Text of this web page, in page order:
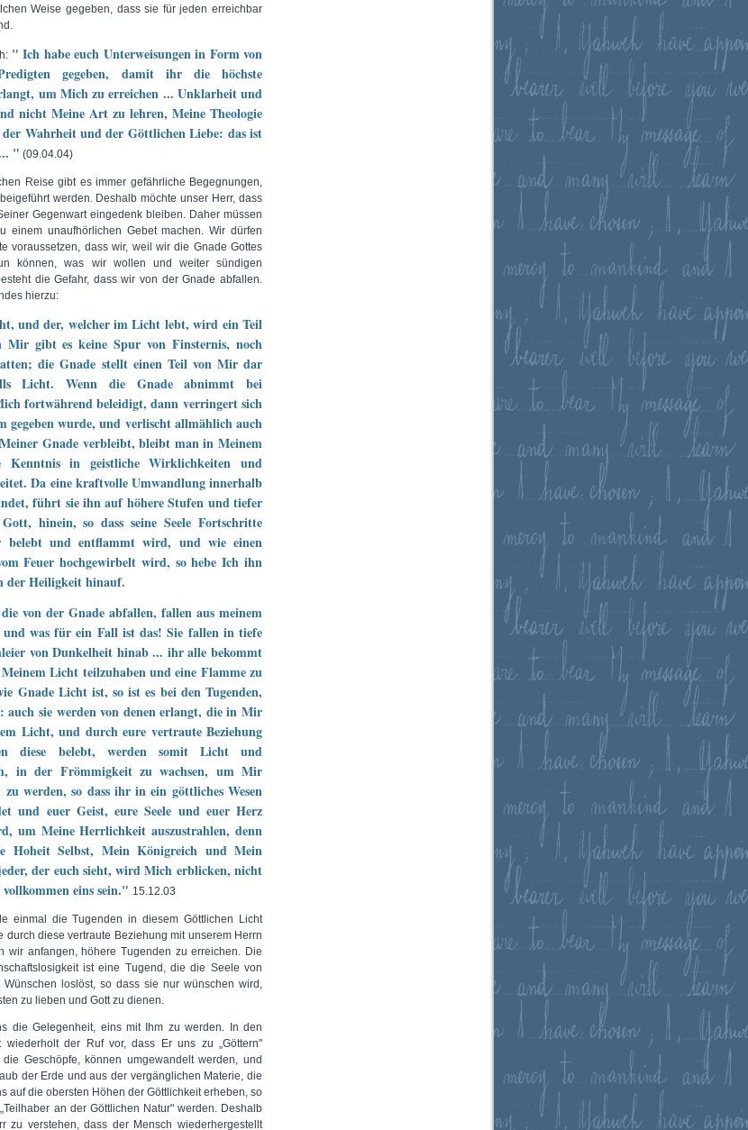
Weise gegeben, dass sie für jeden erreichbar
" Ich habe euch Unterweisungen in Form von
gegeben, damit ihr die höchste
um Mich zu erreichen ... Unklarheit und
nicht Meine Art zu lehren, Meine Theologie
Wahrheit und der Göttlichen Liebe: das ist
" (09.04.04)
Reise gibt es immer gefährliche Begegnungen,
werden. Deshalb möchte unser Herr, dass
Gegenwart eingedenk bleiben. Daher müssen
einem unaufhörlichen Gebet machen. Wir dürfen
voraussetzen, dass wir, weil wir die Gnade Gottes
können, was wir wollen und weiter sündigen
die Gefahr, dass wir von der Gnade abfallen.
hierzu:
und der, welcher im Licht lebt, wird ein Teil
Mir gibt es keine Spur von Finsternis, noch
die Gnade stellt einen Teil von Mir dar
Licht. Wenn die Gnade abnimmt bei
fortwährend beleidigt, dann verringert sich
gegeben wurde, und verlischt allmählich auch
Gnade verbleibt, bleibt man in Meinem
Kenntnis in geistliche Wirklichkeiten und
Da eine kraftvolle Umwandlung innerhalb
führt sie ihn auf höhere Stufen und tiefer
hinein, so dass seine Seele Fortschritte
belebt und entflammt wird, und wie einen
Feuer hochgewirbelt wird, so hebe Ich ihn
der Heiligkeit hinauf.
von der Gnade abfallen, fallen aus meinem
was für ein Fall ist das! Sie fallen in tiefe
von Dunkelheit hinab ... ihr alle bekommt
Licht teilzuhaben und eine Flamme zu
Gnade Licht ist, so ist es bei den Tugenden,
sie werden von denen erlangt, die in Mir
Licht, und durch eure vertraute Beziehung
diese belebt, werden somit Licht und
in der Frömmigkeit zu wachsen, um Mir
werden, so dass ihr in ein göttliches Wesen
und euer Geist, eure Seele und euer Herz
um Meine Herrlichkeit auszustrahlen, denn
Hoheit Selbst, Mein Königreich und Mein
der euch sieht, wird Mich erblicken, nicht
eins sein." 15.12.03
einmal die Tugenden in diesem Göttlichen Licht
durch diese vertraute Beziehung mit unserem Herrn
wir anfangen, höhere Tugenden zu erreichen. Die
ist eine Tugend, die die Seele von
loslöst, so dass sie nur wünschen wird,
zu lieben und Gott zu dienen.
die Gelegenheit, eins mit Ihm zu werden. In den
wiederholt der Ruf vor, dass Er uns zu „Göttern"
Geschöpfe, können umgewandelt werden, und
der Erde und aus der vergänglichen Materie, die
auf die obersten Höhen der Göttlichkeit erheben, so
an der Göttlichen Natur" werden. Deshalb
zu verstehen, dass der Mensch wiederhergestellt